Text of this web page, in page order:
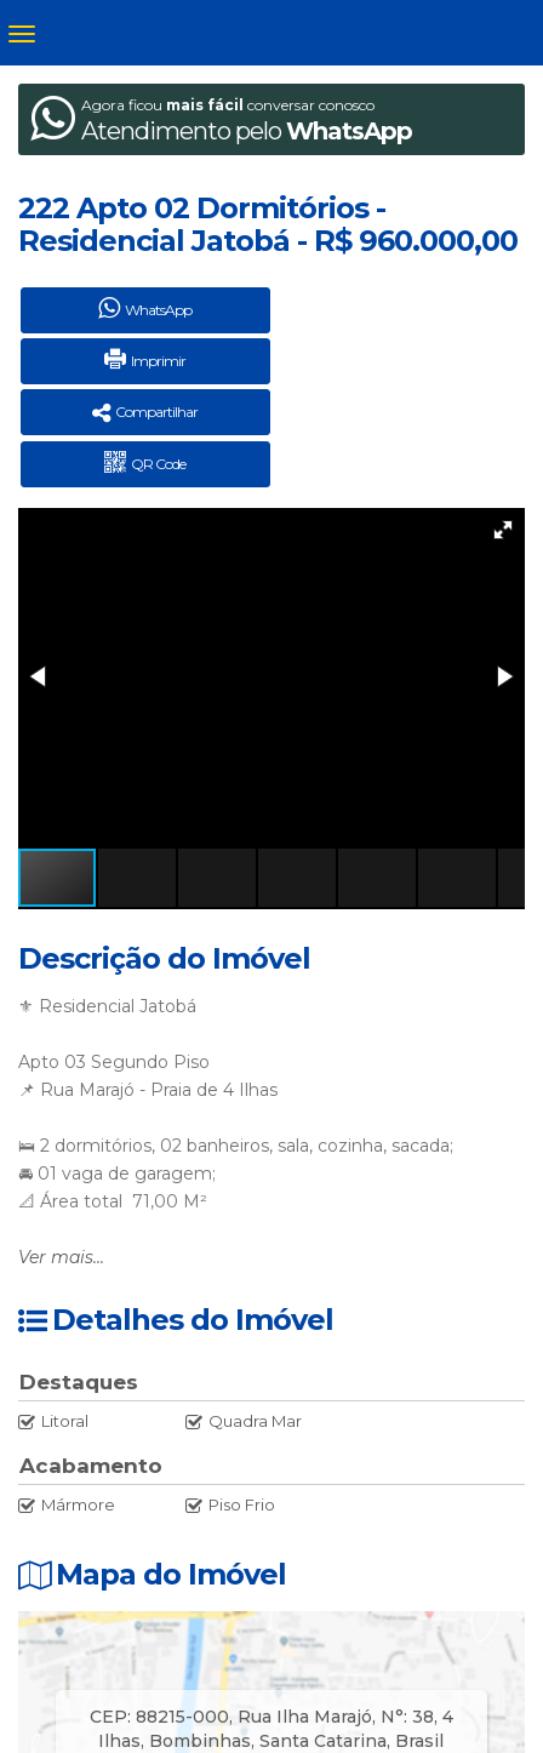
Agora ficou mais fácil conversar conosco
Atendimento peloWhatsApp
222 Apto 02 Dormitórios -
Residencial Jatobá - R$ 960.000,00
WhatsApp
Imprimir
Compartilhar
QR Code
Descrição do Imóvel
⚜️ Residencial Jatobá
Apto 03 Segundo Piso
📌 Rua Marajó - Praia de 4 Ilhas
🛌 2 dormitórios, 02 banheiros, sala, cozinha, sacada;
🚘 01 vaga de garagem;
📐 Área total 71,00 M²
Forma de pagamento à combinar
Creci 18.843
+5547999672522
Ver mais...
Detalhes do Imóvel
Destaques
Litoral Quadra Mar
Acabamento
Mármore Piso Frio
Mapa do Imóvel
CEP: 88215-000, Rua Ilha Marajó, N°: 38, 4
Ilhas, Bombinhas,Santa Catarina, Brasil